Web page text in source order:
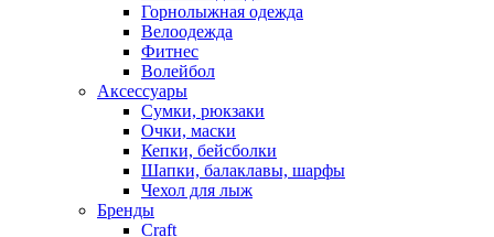
Горнолыжная одежда
Велоодежда
Фитнес
Волейбол
Аксессуары
Сумки, рюкзаки
Очки, маски
Кепки, бейсболки
Шапки, балаклавы, шарфы
Чехол для лыж
Бренды
Craft